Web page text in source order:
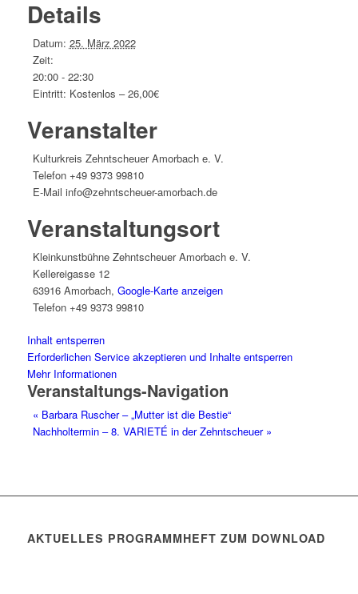
Details
Datum: 25. März 2022
Zeit:
20:00 - 22:30
Eintritt: Kostenlos – 26,00€
Veranstalter
Kulturkreis Zehntscheuer Amorbach e. V.
Telefon +49 9373 99810
E-Mail info@zehntscheuer-amorbach.de
Veranstaltungsort
Kleinkunstbühne Zehntscheuer Amorbach e. V.
Kellereigasse 12
63916 Amorbach, Google-Karte anzeigen
Telefon +49 9373 99810
Inhalt entsperren
Erforderlichen Service akzeptieren und Inhalte entsperren
Mehr Informationen
Veranstaltungs-Navigation
« Barbara Ruscher – „Mutter ist die Bestie“
Nachholtermin – 8. VARIETÉ in der Zehntscheuer »
AKTUELLES PROGRAMMHEFT ZUM DOWNLOAD